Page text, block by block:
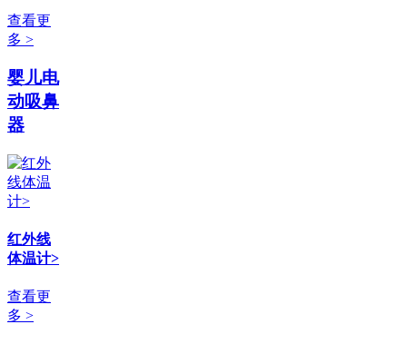
查看更
多 >
婴儿电
动吸鼻
器
红外线
体温计>
查看更
多 >